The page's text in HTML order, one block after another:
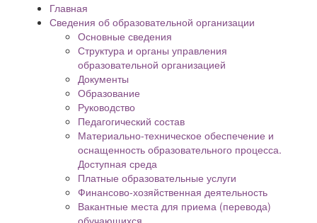
Главная
Сведения об образовательной организации
Основные сведения
Структура и органы управления
образовательной организацией
Документы
Образование
Руководство
Педагогический состав
Материально-техническое обеспечение и
оснащенность образовательного процесса.
Доступная среда
Платные образовательные услуги
Финансово-хозяйственная деятельность
Вакантные места для приема (перевода)
обучающихся